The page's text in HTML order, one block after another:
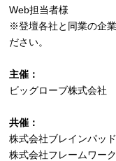
Web担当者様
※登壇各社と同業の企
ださい。
主催：
ビッグローブ株式会社
共催：
株式会社ブレインパッド
株式会社フレームワー